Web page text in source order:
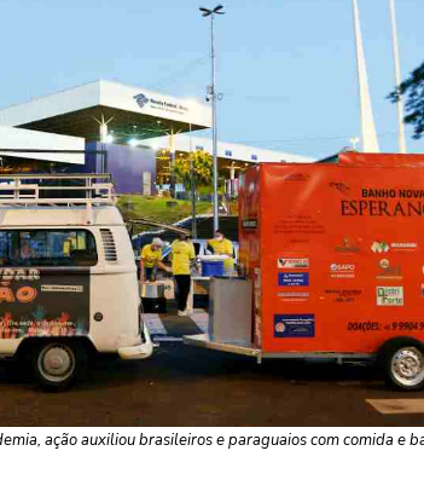
ação auxiliou brasileiros e paraguaios com comida e